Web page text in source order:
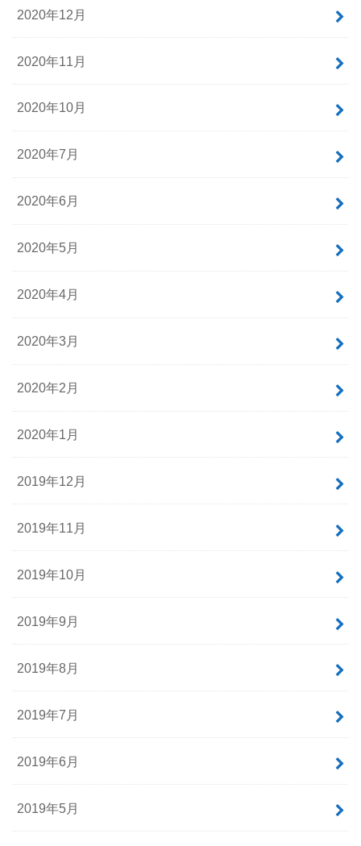
2020年12月
2020年11月
2020年10月
2020年7月
2020年6月
2020年5月
2020年4月
2020年3月
2020年2月
2020年1月
2019年12月
2019年11月
2019年10月
2019年9月
2019年8月
2019年7月
2019年6月
2019年5月